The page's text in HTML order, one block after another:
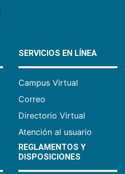
SERVICIOS EN LÍNEA
Campus Virtual
Correo
Directorio Virtual
Atención al usuario
REGLAMENTOS Y
DISPOSICIONES